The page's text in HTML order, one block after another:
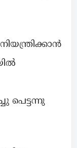
പെട്ടന്നു